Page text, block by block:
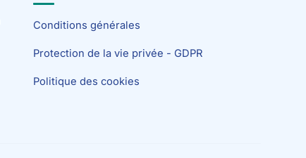
Conditions générales
Protection de la vie privée - GDPR
Politique des cookies